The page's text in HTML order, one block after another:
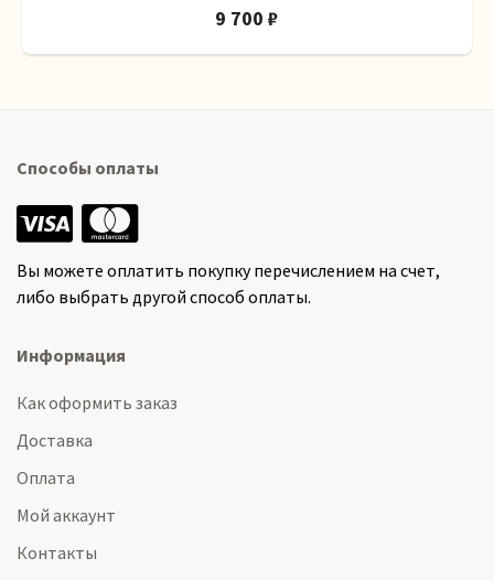
9 700 ₽
Способы оплаты
Вы можете оплатить покупку перечислением на счет,
либо выбрать другой способ оплаты.
Информация
Как оформить заказ
Доставка
Оплата
Мой аккаунт
Контакты